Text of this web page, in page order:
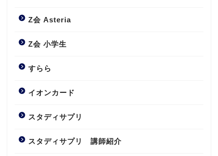
Z会 Asteria
Z会 小学生
すらら
イオンカード
スタディサプリ
スタディサプリ 講師紹介